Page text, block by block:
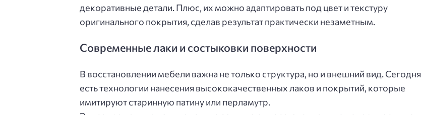
декоративные детали. Плюс, их можно адаптировать под цвет и текстуру
оригинального покрытия, сделав результат практически незаметным.
Современные лаки и состыковки поверхности
В восстановлении мебели важна не только структура, но и внешний вид. Сегодня
есть технологии нанесения высококачественных лаков и покрытий, которые
имитируют старинную патину или перламутр.